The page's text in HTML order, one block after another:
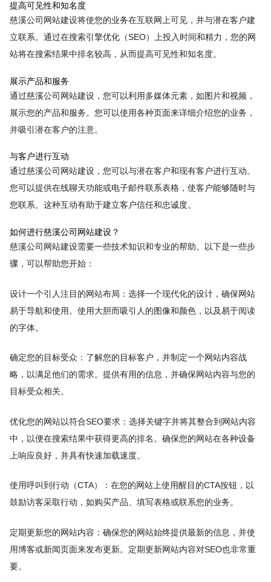
提高可见性和知名度
慈溪公司网站建设将使您的业务在互联网上可见，并与潜在客户建
立联系。通过在搜索引擎优化（SEO）上投入时间和精力，您的网
站将在搜索结果中排名较高，从而提高可见性和知名度。
展示产品和服务
通过慈溪公司网站建设，您可以利用多媒体元素，如图片和视频，
展示您的产品和服务。您可以使用各种页面来详细介绍您的业务，
并吸引潜在客户的注意。
与客户进行互动
通过慈溪公司网站建设，您可以与潜在客户和现有客户进行互动。
您可以提供在线聊天功能或电子邮件联系表格，使客户能够随时与
您联系。这种互动有助于建立客户信任和忠诚度。
如何进行慈溪公司网站建设？
慈溪公司网站建设需要一些技术知识和专业的帮助。以下是一些步
骤，可以帮助您开始：
设计一个引人注目的网站布局：选择一个现代化的设计，确保网站
易于导航和使用。使用大胆而吸引人的图像和颜色，以及易于阅读
的字体。
确定您的目标受众：了解您的目标客户，并制定一个网站内容战
略，以满足他们的需求。提供有用的信息，并确保网站内容与您的
目标受众相关。
优化您的网站以符合SEO要求：选择关键字并将其整合到网站内容
中，以便在搜索结果中获得更高的排名。确保您的网站在各种设备
上响应良好，并具有快速加载速度。
使用呼叫到行动（CTA）：在您的网站上使用醒目的CTA按钮，以
鼓励访客采取行动，如购买产品、填写表格或联系您的业务。
定期更新您的网站内容：确保您的网站始终提供最新的信息，并使
用博客或新闻页面来发布更新。定期更新网站内容对SEO也非常重
要。